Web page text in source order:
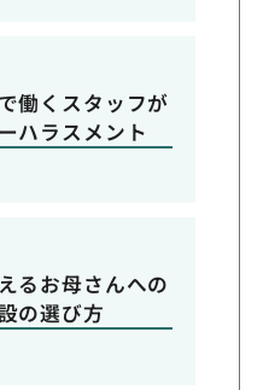
働くスタッフが
ハラスメント
るお母さんへの
の選び方